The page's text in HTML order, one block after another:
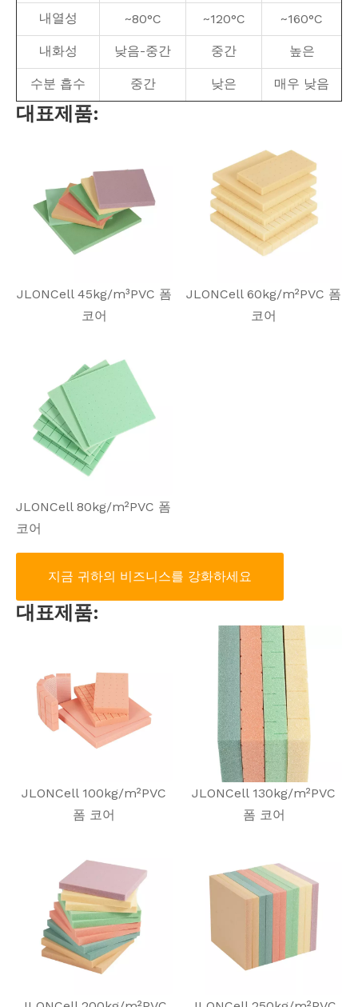
내열성 ~80°C ~120°C ~160°C
내화성 낮음-중간 중간 높은
수분 흡수 중간 낮은 매우 낮음
대표제품:
JLONCell 45kg/m³PVC 폼
코어
JLONCell 60kg/m²PVC 폼
코어
JLONCell 80kg/m²PVC 폼
코어
지금 귀하의 비즈니스를 강화하세요
대표제품:
JLONCell 100kg/m²PVC
폼 코어
JLONCell 130kg/m²PVC
폼 코어